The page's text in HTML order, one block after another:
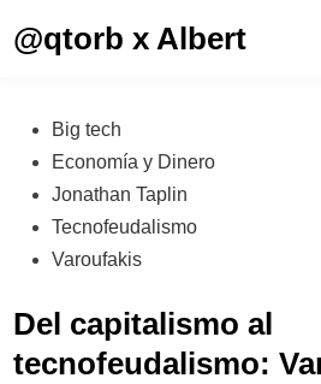
@qtorb x Albert
Publicado
en
Big tech
Economía y Dinero
Jonathan Taplin
Tecnofeudalismo
Varoufakis
Del capitalismo al
tecnofeudalismo: